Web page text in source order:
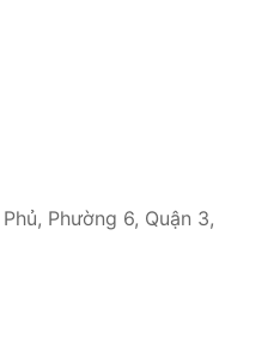
Phường 6, Quận 3,